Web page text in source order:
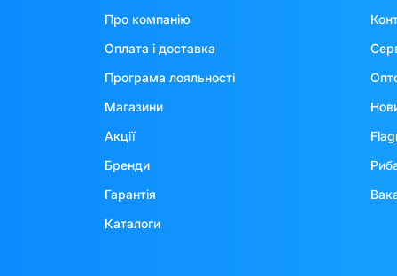
Про компанію
Оплата і доставка
Програма лояльності
Магазини
Акції
Бренди
Гарантія
Каталоги